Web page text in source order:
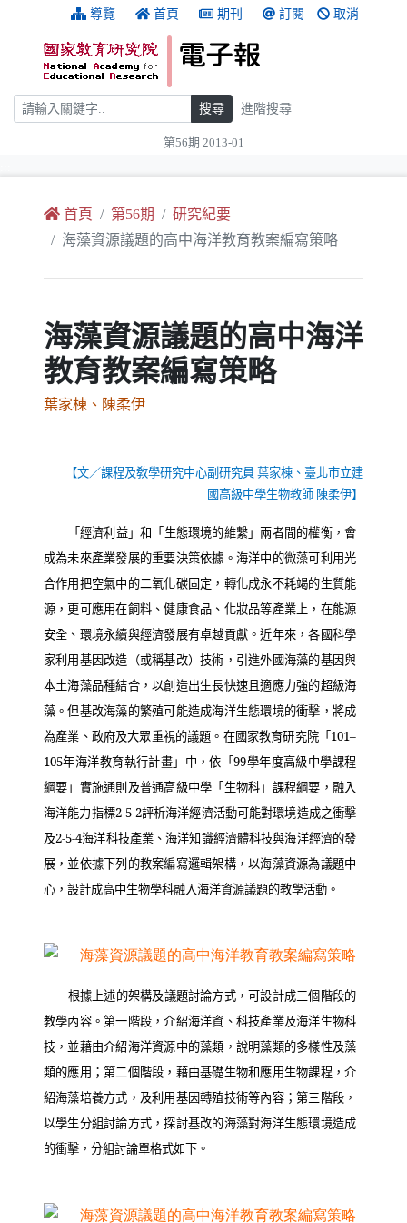
跳到主要內容 導覽 首頁 期刊 訂閱 取消
搜尋 搜尋 進階搜尋
第56期 2013-01
首頁 第56期
研究紀要
海藻資源議題的高中海洋教育教案編寫策略
海藻資源議題的高中海洋
教育教案編寫策略
葉家棟、陳柔伊
【文／課程及敎學研究中心副研究員 葉家棟、臺北市立建
國高級中學生物教師 陳柔伊】
「經濟利益」和「生態環境的維繫」兩者間的權衡，會
成為未來產業發展的重要決策依據。海洋中的微藻可利用光
合作用把空氣中的二氧化碳固定，轉化成永不耗竭的生質能
源，更可應用在飼料、健康食品、化妝品等產業上，在能源
安全、環境永續與經濟發展有卓越貢獻。近年來，各國科學
家利用基因改造（或稱基改）技術，引進外國海藻的基因與
本土海藻品種結合，以創造出生長快速且適應力強的超級海
藻。但基改海藻的繁殖可能造成海洋生態環境的衝擊，將成
為產業、政府及大眾重視的議題。在國家教育研究院「101–
105年海洋教育執行計畫」中，依「99學年度高級中學課程
綱要」實施通則及普通高級中學「生物科」課程綱要，融入
海洋能力指標2-5-2評析海洋經濟活動可能對環境造成之衝擊
及2-5-4海洋科技產業、海洋知識經濟體科技與海洋經濟的發
展，並依據下列的教案編寫邏輯架構，以海藻資源為議題中
心，設計成高中生物學科融入海洋資源議題的教學活動。
根據上述的架構及議題討論方式，可設計成三個階段的
教學內容。第一階段，介紹海洋資、科技產業及海洋生物科
技，並藉由介紹海洋資源中的藻類，說明藻類的多樣性及藻
類的應用；第二個階段，藉由基礎生物和應用生物課程，介
紹海藻培養方式，及利用基因轉殖技術等內容；第三階段，
以學生分組討論方式，探討基改的海藻對海洋生態環境造成
的衝擊，分組討論單格式如下。